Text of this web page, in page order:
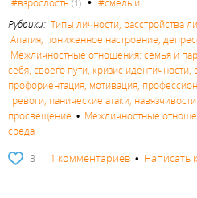
(1)
Рубрики: Типы личности, расстройства
Апатия, пониженное настроение,
Межличностные отношения: семья и
себя, своего пути, кризис идентичности,
профориентация, мотивация,
тревоги, панические атаки, навязчивости
просвещение • Межличностные
среда
3 1 комментариев • Написать